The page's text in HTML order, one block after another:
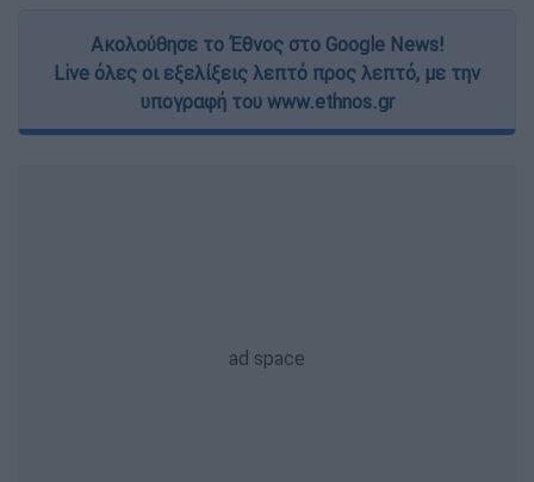
Ακολούθησε το Έθνος στο Google News!
Live όλες οι εξελίξεις λεπτό προς λεπτό, με την
υπογραφή του www.ethnos.gr